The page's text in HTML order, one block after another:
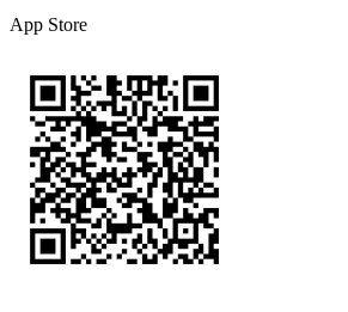
App Store